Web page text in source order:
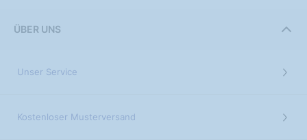
ÜBER UNS
Unser Service
Kostenloser Musterversand